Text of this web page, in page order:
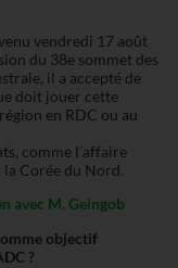
vendredi 17 août
du 38e sommet des
il a accepté de
doit jouer cette
en RDC ou au
comme l’affaire
Corée du Nord.
avec M. Geingob
objectif
?